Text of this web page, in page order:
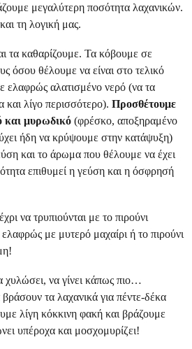
μεγαλύτερη ποσότητα λαχανικών.
τη λογική μας.
τα καθαρίζουμε. Τα κόβουμε σε
όσου θέλουμε να είναι στο τελικό
ελαφρώς αλατισμένο νερό (να τα
λίγο περισσότερο). Προσθέτουμε
και μυρωδικό (φρέσκο, αποξηραμένο
ήδη να κρύψουμε στην κατάψυξη)
και το άρωμα που θέλουμε να έχει
επιθυμεί η γεύση και η όσφρησή
να τρυπιούνται με το πιρούνι
με μυτερό μαχαίρι ή το πιρούνι
να γίνει κάπως πιο…
τα λαχανικά για πέντε-δέκα
λίγη κόκκινη φακή και βράζουμε
υπέροχα και μοσχομυρίζει!